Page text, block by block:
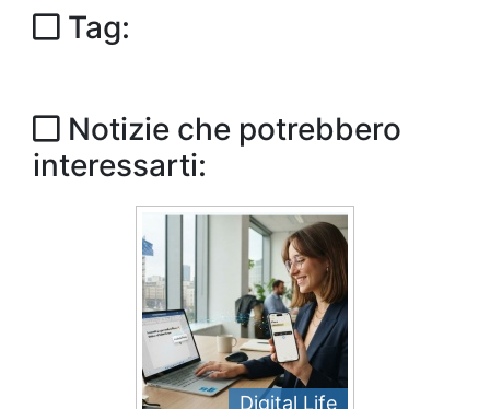
Tag:
Notizie che potrebbero
interessarti:
Digital Life